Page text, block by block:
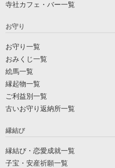
寺社カフェ・バー一覧
お守り
お守り一覧
おみくじ一覧
絵馬一覧
縁起物一覧
ご利益別一覧
古いお守り返納所一覧
縁結び
縁結び・恋愛成就一覧
子宝・安産祈願一覧